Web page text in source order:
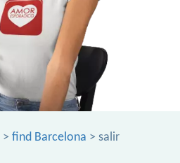
> find Barcelona > salir